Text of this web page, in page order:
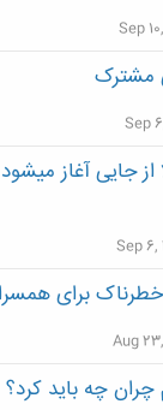
Sep
مشترک
Sep
از جایی آغاز
Sep 6,
برای
Aug
چه باید کرد؟